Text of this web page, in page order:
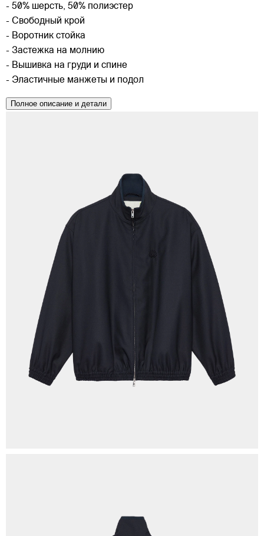
- 50% шерсть, 50% полиэстер
- Свободный крой
- Воротник стойка
- Застежка на молнию
- Вышивка на груди и спине
- Эластичные манжеты и подол
Полное описание и детали